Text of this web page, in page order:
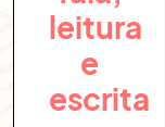
leitura
e
escrita